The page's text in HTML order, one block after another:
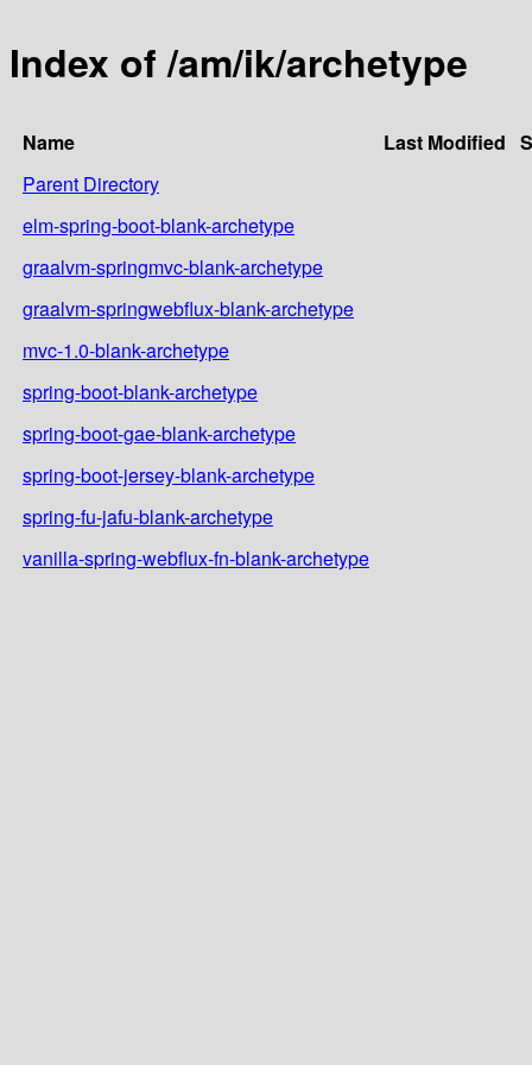
Index of /am/ik/archetype
Name Last Modified
Parent Directory
elm-spring-boot-blank-archetype
graalvm-springmvc-blank-archetype
graalvm-springwebflux-blank-archetype
mvc-1.0-blank-archetype
spring-boot-blank-archetype
spring-boot-gae-blank-archetype
spring-boot-jersey-blank-archetype
spring-fu-jafu-blank-archetype
vanilla-spring-webflux-fn-blank-archetype